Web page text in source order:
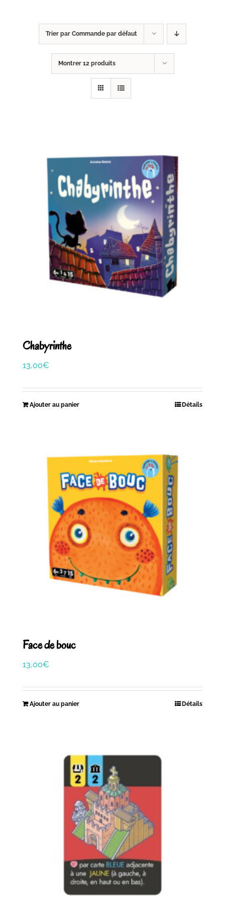
Trier par Commande par défaut
Montrer 12 produits
Chabyrinthe
13,00€
Ajouter au panier Détails
Face de bouc
13,00€
Ajouter au panier Détails